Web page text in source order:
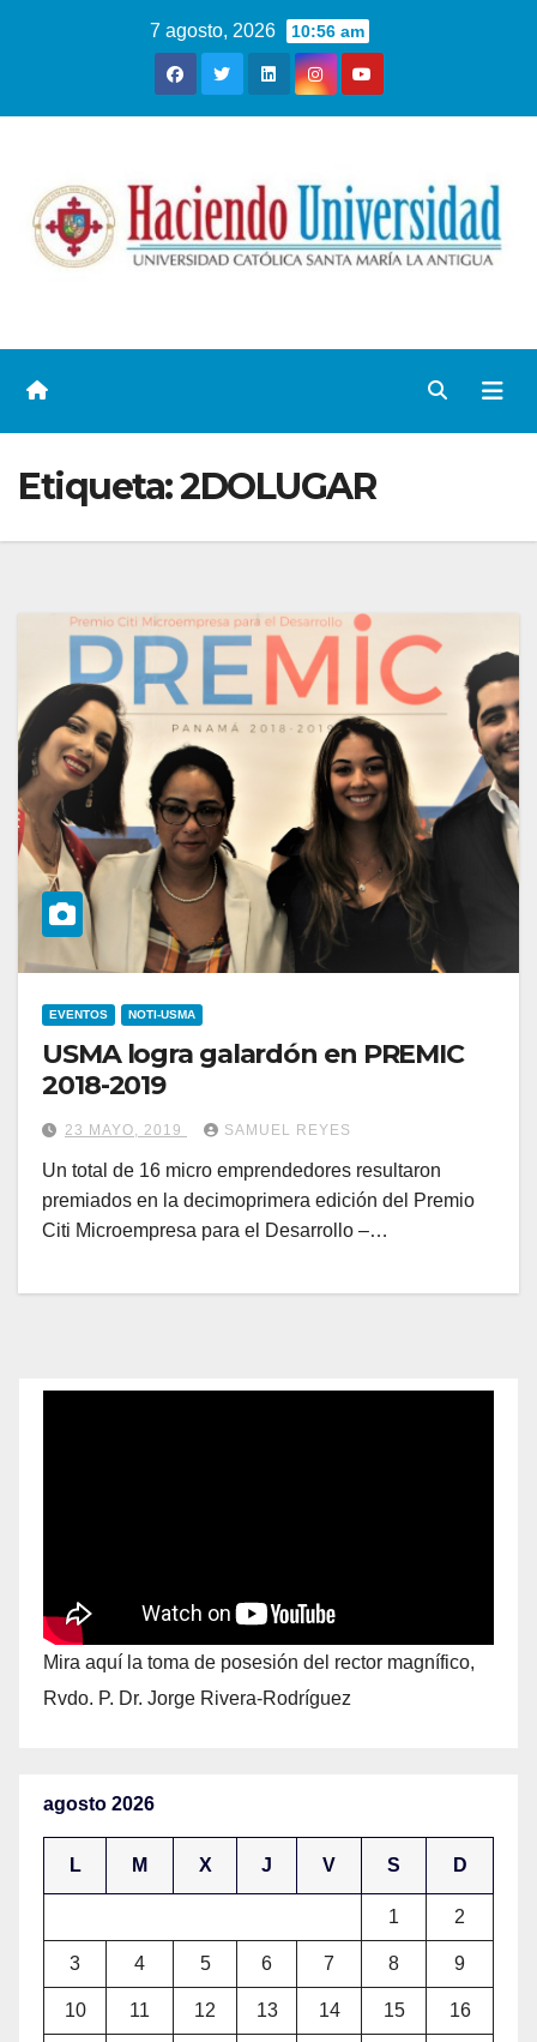
7 agosto, 2026 10:56 am
Etiqueta:2DOLUGAR
EVENTOS NOTI-USMA
USMA logra galardón en PREMIC
2018-2019
23 MAYO, 2019 SAMUEL REYES
Un total de 16 micro emprendedores resultaron
premiados en la decimoprimera edición del Premio
Citi Microempresa para el Desarrollo –…
Mira aquí la toma de posesión del rector magnífico,
Rvdo. P. Dr. Jorge Rivera-Rodríguez
agosto 2026
L M X J V S D
1 2
3 4 5 6 7 8 9
10 11 12 13 14 15 16